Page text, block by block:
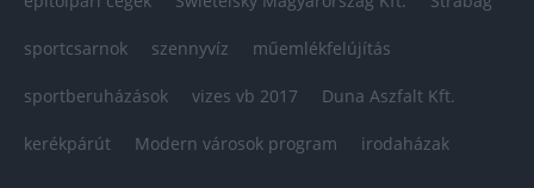
sportcsarnok szennyvíz műemlékfelújítás
sportberuházások vizes vb 2017 Duna Aszfalt Kft.
kerékpárút Modern városok program irodaházak